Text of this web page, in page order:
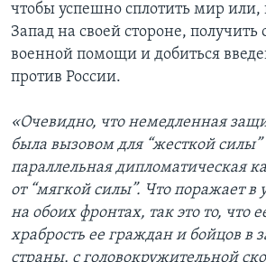
чтобы успешно сплотить мир
Запад на своей стороне, получить
военной помощи и добиться
против России.
«Очевидно, что немедленная
была вызовом для “жесткой
параллельная дипломатическая
от “мягкой силы”. Что поражает в
на обоих фронтах, так это то, что
храбрость ее граждан и бойцов в
страны, с головокружительной